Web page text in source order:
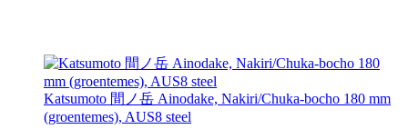
Katsumoto 間ノ岳 Ainodake, Nakiri/Chuka-bocho 180 mm
(groentemes), AUS8 steel